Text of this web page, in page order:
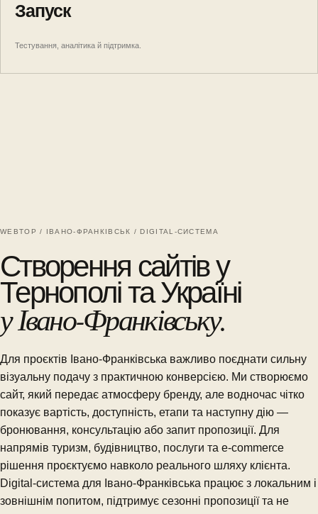
Запуск
Тестування, аналітика й підтримка.
WEBTOP / ІВАНО-ФРАНКІВСЬК / DIGITAL-СИСТЕМА
Створення сайтів у
Тернополі та Україні
у Івано-Франківську.
Для проєктів Івано-Франківська важливо поєднати сильну
візуальну подачу з практичною конверсією. Ми створюємо
сайт, який передає атмосферу бренду, але водночас чітко
показує вартість, доступність, етапи та наступну дію —
бронювання, консультацію або запит пропозиції. Для
напрямів туризм, будівництво, послуги та e-commerce
рішення проєктуємо навколо реального шляху клієнта.
Digital-система для Івано-Франківська працює з локальним і
зовнішнім попитом, підтримує сезонні пропозиції та не